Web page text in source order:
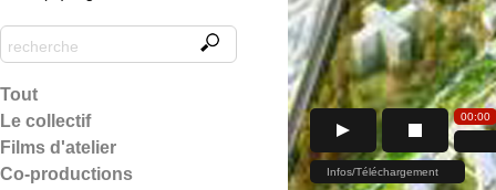
Tout
Le collectif
Films d'atelier
Co-productions